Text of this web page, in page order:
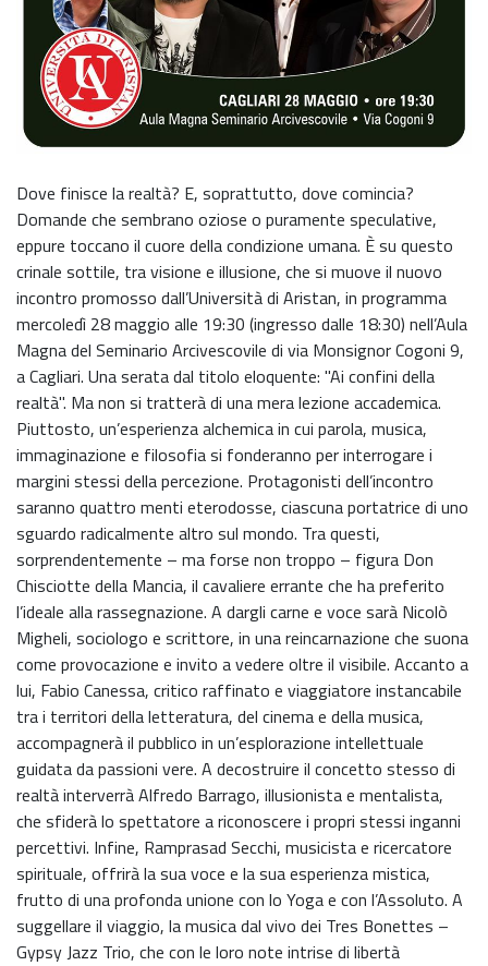
Dove finisce la realtà? E, soprattutto, dove comincia?
Domande che sembrano oziose o puramente speculative,
eppure toccano il cuore della condizione umana. È su questo
crinale sottile, tra visione e illusione, che si muove il nuovo
incontro promosso dall’Università di Aristan, in programma
mercoledì 28 maggio alle 19:30 (ingresso dalle 18:30) nell’Aula
Magna del Seminario Arcivescovile di via Monsignor Cogoni 9,
a Cagliari. Una serata dal titolo eloquente: "Ai confini della
realtà". Ma non si tratterà di una mera lezione accademica.
Piuttosto, un’esperienza alchemica in cui parola, musica,
immaginazione e filosofia si fonderanno per interrogare i
margini stessi della percezione. Protagonisti dell’incontro
saranno quattro menti eterodosse, ciascuna portatrice di uno
sguardo radicalmente altro sul mondo. Tra questi,
sorprendentemente – ma forse non troppo – figura Don
Chisciotte della Mancia, il cavaliere errante che ha preferito
l’ideale alla rassegnazione. A dargli carne e voce sarà Nicolò
Migheli, sociologo e scrittore, in una reincarnazione che suona
come provocazione e invito a vedere oltre il visibile. Accanto a
lui, Fabio Canessa, critico raffinato e viaggiatore instancabile
tra i territori della letteratura, del cinema e della musica,
accompagnerà il pubblico in un’esplorazione intellettuale
guidata da passioni vere. A decostruire il concetto stesso di
realtà interverrà Alfredo Barrago, illusionista e mentalista,
che sfiderà lo spettatore a riconoscere i propri stessi inganni
percettivi. Infine, Ramprasad Secchi, musicista e ricercatore
spirituale, offrirà la sua voce e la sua esperienza mistica,
frutto di una profonda unione con lo Yoga e con l’Assoluto. A
suggellare il viaggio, la musica dal vivo dei Tres Bonettes –
Gypsy Jazz Trio, che con le loro note intrise di libertà